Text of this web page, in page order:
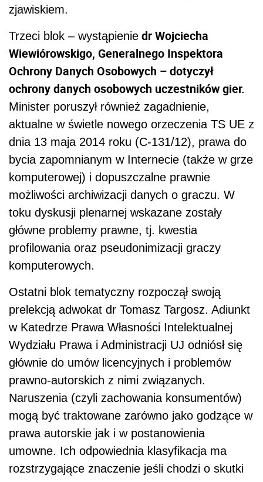
zjawiskiem.
Trzeci blok – wystąpienie dr Wojciecha
Wiewiórowskigo, Generalnego Inspektora
Ochrony Danych Osobowych – dotyczył
ochrony danych osobowych uczestników gier.
Minister poruszył również zagadnienie,
aktualne w świetle nowego orzeczenia TS UE z
dnia 13 maja 2014 roku (C-131/12), prawa do
bycia zapomnianym w Internecie (także w grze
komputerowej) i dopuszczalne prawnie
możliwości archiwizacji danych o graczu. W
toku dyskusji plenarnej wskazane zostały
główne problemy prawne, tj. kwestia
profilowania oraz pseudonimizacji graczy
komputerowych.
Ostatni blok tematyczny rozpoczął swoją
prelekcją adwokat dr Tomasz Targosz. Adiunkt
w Katedrze Prawa Własności Intelektualnej
Wydziału Prawa i Administracji UJ odniósł się
głównie do umów licencyjnych i problemów
prawno-autorskich z nimi związanych.
Naruszenia (czyli zachowania konsumentów)
mogą być traktowane zarówno jako godzące w
prawa autorskie jak i w postanowienia
umowne. Ich odpowiednia klasyfikacja ma
rozstrzygające znaczenie jeśli chodzi o skutki